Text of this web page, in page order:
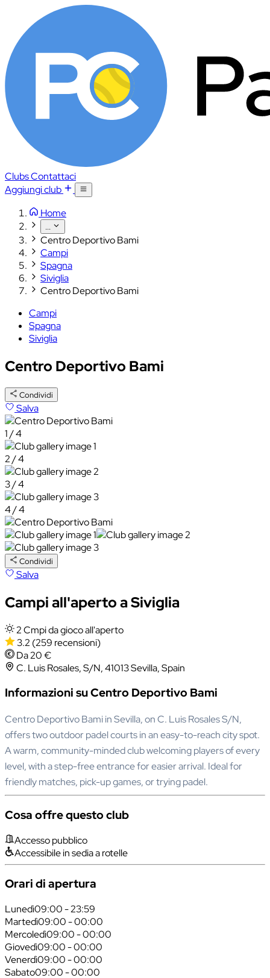
ClubsContattaci
Aggiungi club
Home
...
Centro Deportivo Bami
Campi
Spagna
Siviglia
Centro Deportivo Bami
Campi
Spagna
Siviglia
Centro Deportivo Bami
Condividi
Salva
1 / 4
2 / 4
3 / 4
4 / 4
Condividi
Salva
Campi all'aperto a Siviglia
2 Cmpi da gioco all'aperto
3.2 (259 recensioni)
Da 20 €
C. Luis Rosales, S/N, 41013 Sevilla, Spain
Informazioni su Centro Deportivo Bami
Centro Deportivo Bami in Sevilla, on C. Luis Rosales S/N,
offers two outdoor padel courts in an easy-to-reach city spot.
A warm, community-minded club welcoming players of every
level, with a step-free entrance for easier arrival. Ideal for
friendly matches, pick-up games, or trying padel.
Cosa offre questo club
Accesso pubblico
Accessibile in sedia a rotelle
Orari di apertura
Lunedì09:00 - 23:59
Martedì09:00 - 00:00
Mercoledì09:00 - 00:00
Giovedì09:00 - 00:00
Venerdì09:00 - 00:00
Sabato09:00 - 00:00